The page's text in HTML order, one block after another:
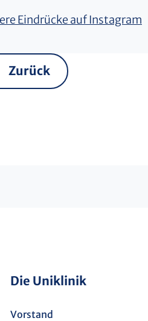
Eindrücke auf Instagram
Zurück
Die Uniklinik
Vorstand